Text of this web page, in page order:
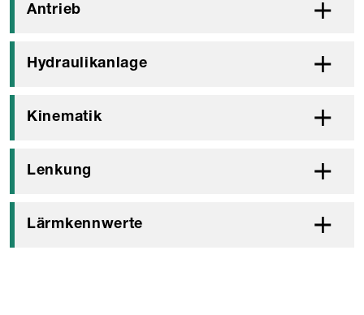
Antrieb
Hydraulikanlage
Kinematik
Lenkung
Lärmkennwerte